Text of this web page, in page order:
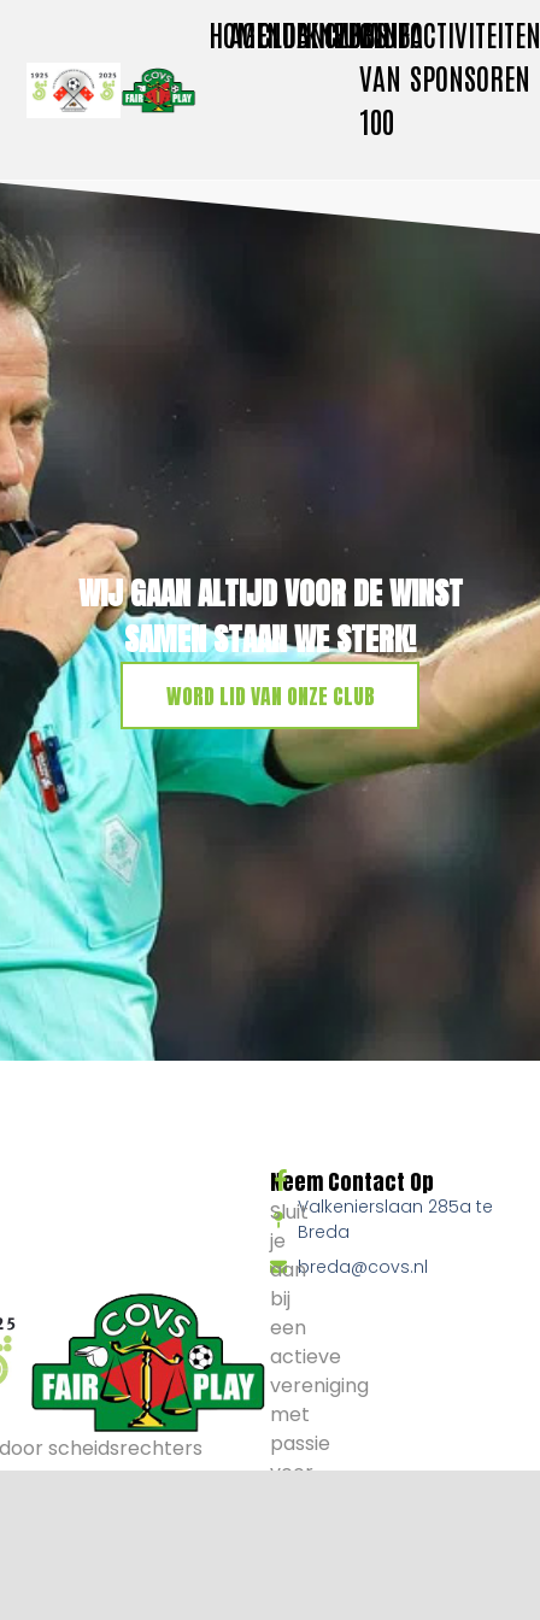
HOME
AGENDA
CLUBNIEUWS
KNVB
CLUBINFO
CLUB
VAN
100
ACTIVITEITEN
SPONSOREN
WIJ GAAN ALTIJD VOOR DE WINST
SAMEN STAAN WE STERK!
WORD LID VAN ONZE CLUB
scheidsrechters
Neem Contact Op
Valkenierslaan 285a te
Breda
breda@covs.nl
Sluit
je
aan
bij
een
actieve
vereniging
met
passie
voor